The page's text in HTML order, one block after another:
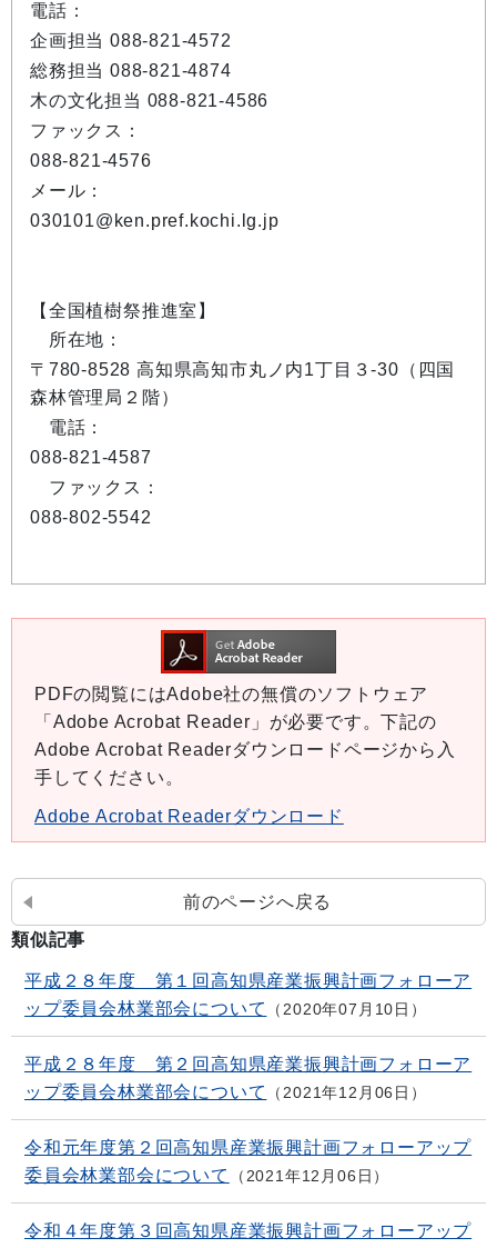
電話：
企画担当 088-821-4572
総務担当 088-821-4874
木の文化担当 088-821-4586
ファックス：
088-821-4576
メール：
030101@ken.pref.kochi.lg.jp
【全国植樹祭推進室】
所在地：
〒780-8528 高知県高知市丸ノ内1丁目３-30（四国
森林管理局２階）
電話：
088-821-4587
ファックス：
088-802-5542
PDFの閲覧にはAdobe社の無償のソフトウェア
「Adobe Acrobat Reader」が必要です。下記の
Adobe Acrobat Readerダウンロードページから入
手してください。
Adobe Acrobat Readerダウンロード
前のページへ戻る
類似記事
平成２８年度 第１回高知県産業振興計画フォローア
ップ委員会林業部会について
2020年07月10日
平成２８年度 第２回高知県産業振興計画フォローア
ップ委員会林業部会について
2021年12月06日
令和元年度第２回高知県産業振興計画フォローアップ
委員会林業部会について
2021年12月06日
令和４年度第３回高知県産業振興計画フォローアップ